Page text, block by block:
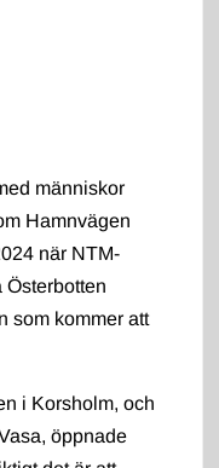
människor
Hamnvägen
när NTM-
Österbotten
som kommer att
i Korsholm, och
öppnade